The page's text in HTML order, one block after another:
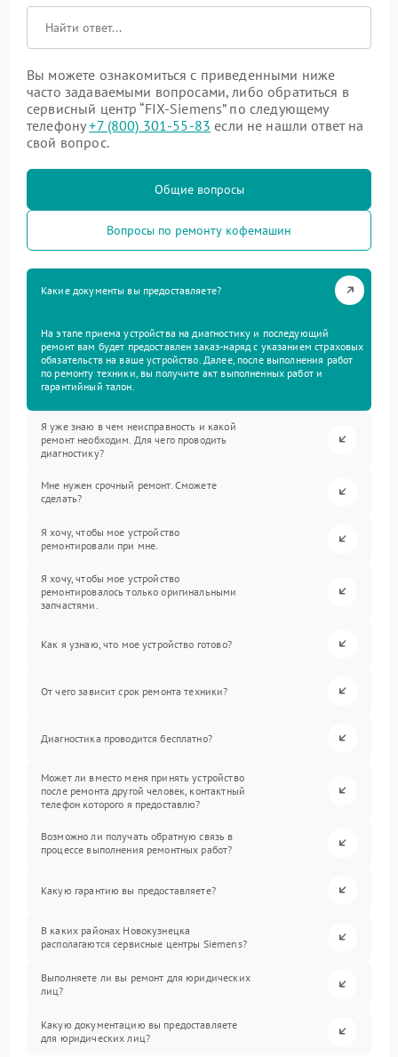
Вы можете ознакомиться с приведенными ниже
часто задаваемыми вопросами, либо обратиться в
сервисный центр “FIX-Siemens” по следующему
телефону+7 (800) 301-55-83 если не нашли ответ на
свой вопрос.
Общие вопросы
Вопросы по ремонту кофемашин
Какие документы вы предоставляете?
На этапе приема устройства на диагностику и последующий
ремонт вам будет предоставлен заказ-наряд с указанием страховых
обязательств на ваше устройство. Далее, после выполнения работ
по ремонту техники, вы получите акт выполненных работ и
гарантийный талон.
Я уже знаю в чем неисправность и какой
ремонт необходим. Для чего проводить
диагностику?
Мне нужен срочный ремонт. Сможете
сделать?
Я хочу, чтобы мое устройство
ремонтировали при мне.
Я хочу, чтобы мое устройство
ремонтировалось только оригинальными
запчастями.
Как я узнаю, что мое устройство готово?
От чего зависит срок ремонта техники?
Диагностика проводится бесплатно?
Может ли вместо меня принять устройство
после ремонта другой человек, контактный
телефон которого я предоставлю?
Возможно ли получать обратную связь в
процессе выполнения ремонтных работ?
Какую гарантию вы предоставляете?
В каких районах Новокузнецка
располагаются сервисные центры Siemens?
Выполняете ли вы ремонт для юридических
лиц?
Какую документацию вы предоставляете
для юридических лиц?